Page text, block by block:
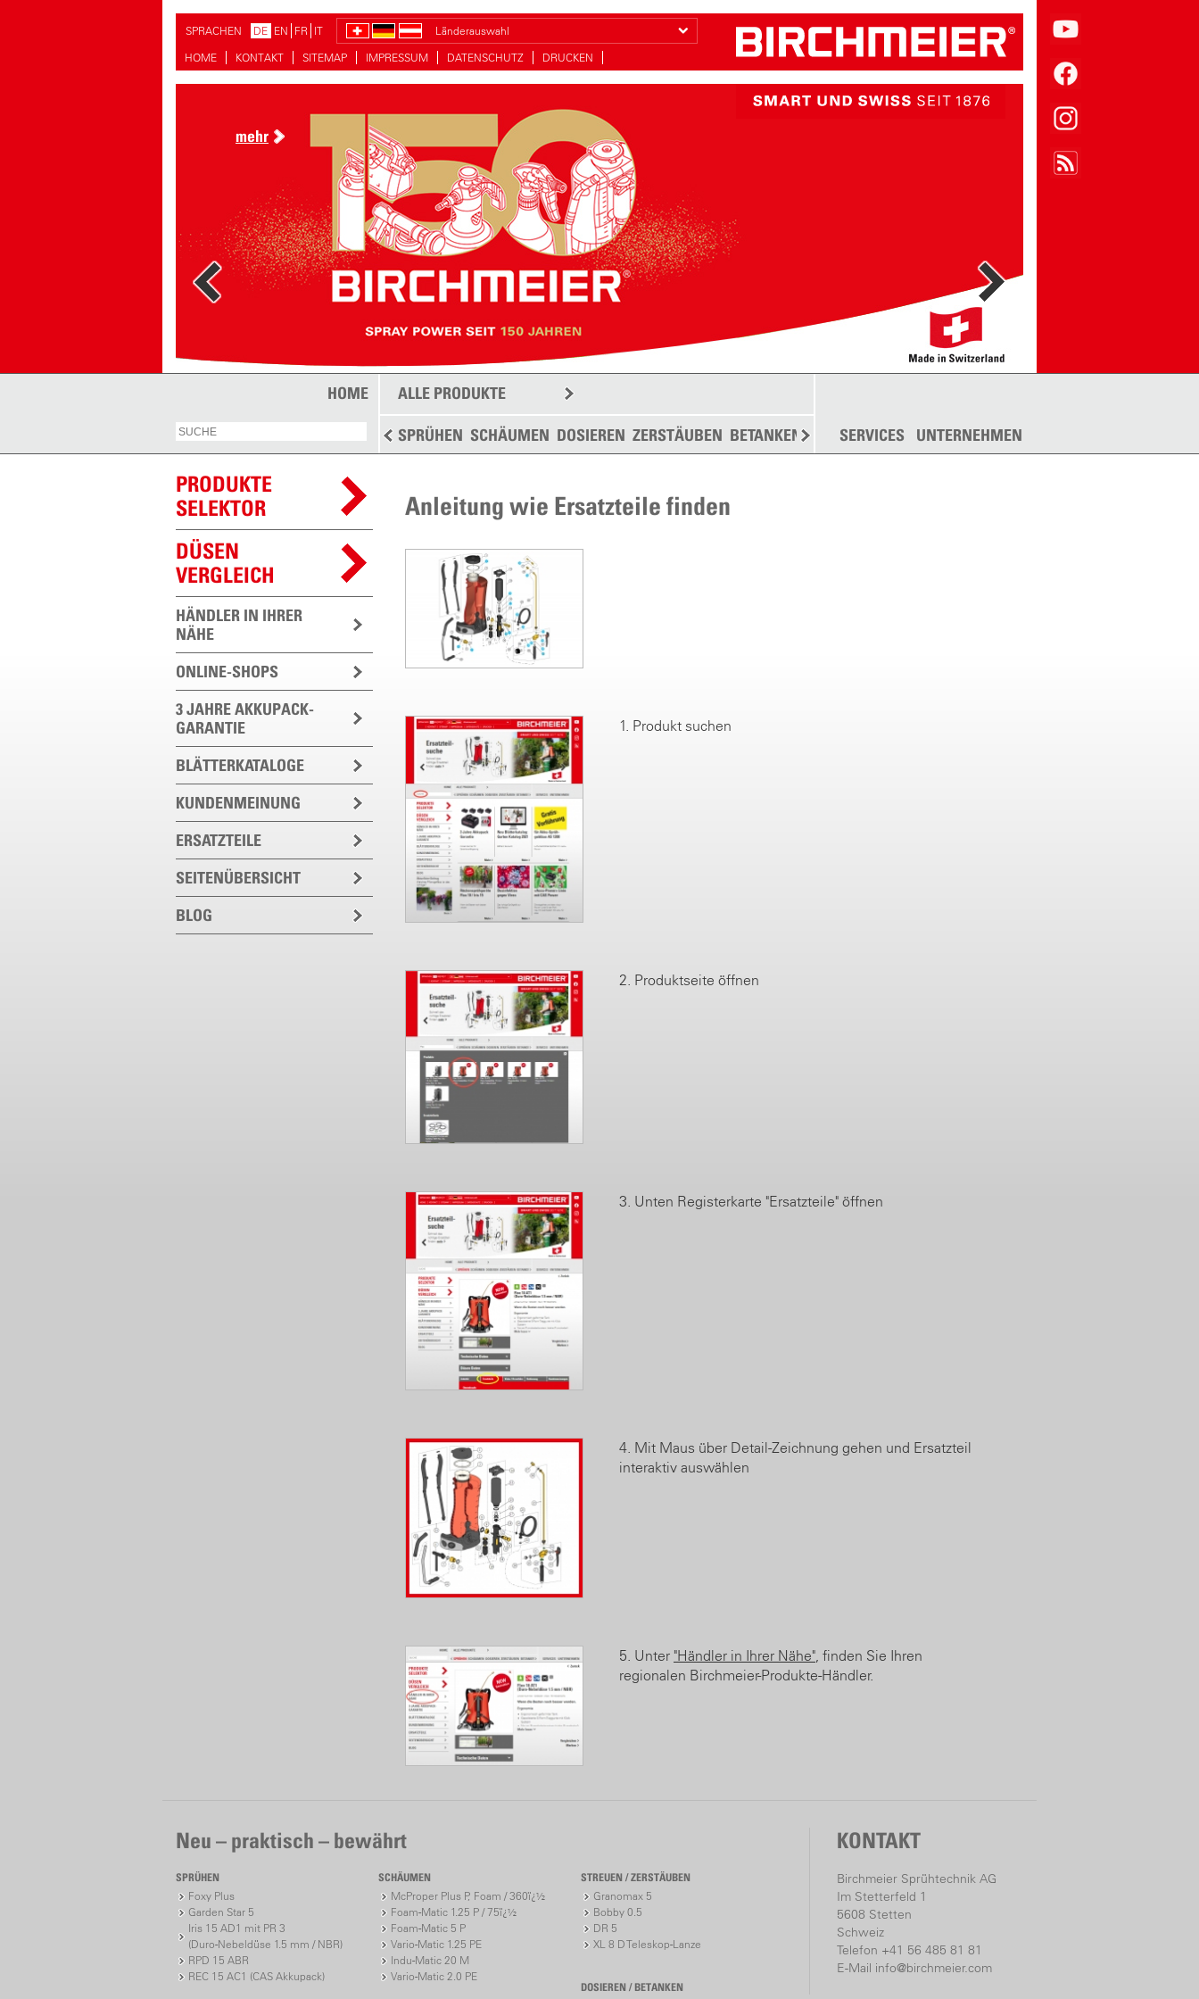
SPRACHEN DE EN FR IT
Länderauswahl
HOME
KONTAKT SITEMAP IMPRESSUM DATENSCHUTZ DRUCKEN
mehr
mehr
HOME ALLE PRODUKTE
SPRÜHEN SCHÄUMEN DOSIEREN ZERSTÄUBEN BETANKEN STREUEN WEITERE
SERVICES UNTERNEHMEN
PRODUKTE
SELEKTOR
DÜSEN
VERGLEICH
HÄNDLER IN IHRER
NÄHE
ONLINE-SHOPS
3 JAHRE AKKUPACK-
GARANTIE
BLÄTTERKATALOGE
KUNDENMEINUNG
ERSATZTEILE
SEITENÜBERSICHT
BLOG
Anleitung wie Ersatzteile finden
1. Produkt suchen
2. Produktseite öffnen
3. Unten Registerkarte "Ersatzteile" öffnen
4. Mit Maus über Detail-Zeichnung gehen und Ersatzteil
interaktiv auswählen
5. Unter "Händler in Ihrer Nähe", finden Sie Ihren
regionalen Birchmeier-Produkte-Händler.
Neu – praktisch – bewährt
SPRÜHEN
Foxy Plus
Garden Star 5
Iris 15 AD1 mit PR 3
(Duro-Nebeldüse 1.5 mm / NBR)
RPD 15 ABR
REC 15 AC1 (CAS Akkupack)
SCHÄUMEN
McProper Plus P, Foam / 360ï¿½
Foam-Matic 1.25 P / 75ï¿½
Foam-Matic 5 P
Vario-Matic 1.25 PE
Indu-Matic 20 M
Vario-Matic 2.0 PE
STREUEN / ZERSTÄUBEN
Granomax 5
Bobby 0.5
DR 5
XL 8 D Teleskop-Lanze
DOSIEREN / BETANKEN
KONTAKT
Birchmeier Sprühtechnik AG
Im Stetterfeld 1
5608 Stetten
Schweiz
Telefon +41 56 485 81 81
E-Mail info@birchmeier.com